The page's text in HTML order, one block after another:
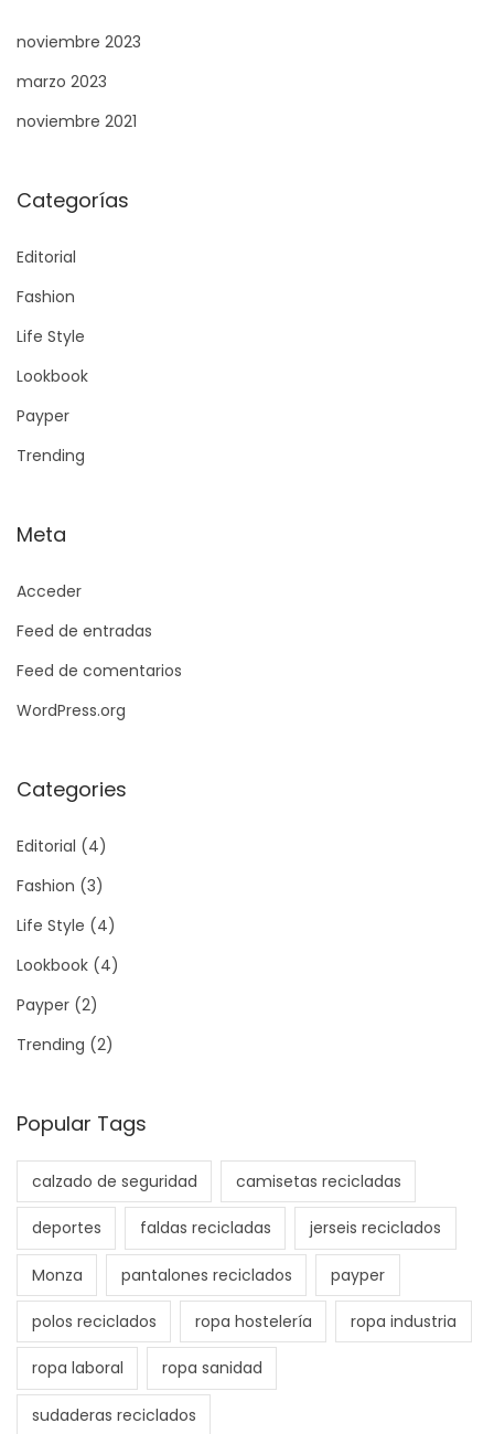
noviembre 2023
marzo 2023
noviembre 2021
Categorías
Editorial
Fashion
Life Style
Lookbook
Payper
Trending
Meta
Acceder
Feed de entradas
Feed de comentarios
WordPress.org
Categories
Editorial (4)
Fashion (3)
Life Style (4)
Lookbook (4)
Payper (2)
Trending (2)
Popular Tags
calzado de seguridad camisetas recicladas
deportes faldas recicladas jerseis reciclados
Monza pantalones reciclados payper
polos reciclados ropa hostelería ropa industria
ropa laboral ropa sanidad
sudaderas reciclados